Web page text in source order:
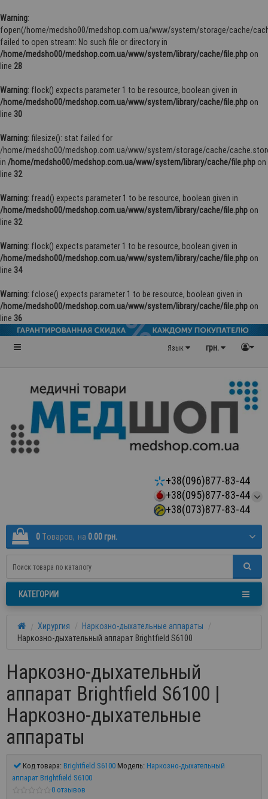
Warning:
fopen(/home/medsho00/medshop.com.ua/www/system/storage/cache/
failed to open stream: No such file or directory in
/home/medsho00/medshop.com.ua/www/system/library/cache/file.php on
line 28
Warning: flock() expects parameter 1 to be resource, boolean given in
/home/medsho00/medshop.com.ua/www/system/library/cache/file.php on
line 30
Warning: filesize(): stat failed for
/home/medsho00/medshop.com.ua/www/system/storage/cache/
in /home/medsho00/medshop.com.ua/www/system/library/cache/file.php on
line 32
Warning: fread() expects parameter 1 to be resource, boolean given in
/home/medsho00/medshop.com.ua/www/system/library/cache/file.php on
line 32
Warning: flock() expects parameter 1 to be resource, boolean given in
/home/medsho00/medshop.com.ua/www/system/library/cache/file.php on
line 34
Warning: fclose() expects parameter 1 to be resource, boolean given in
/home/medsho00/medshop.com.ua/www/system/library/cache/file.php on
line 36
грн.
Язык
+38(096)877-83-44
+38(095)877-83-44
+38(073)877-83-44
0 Tоваров, на 0.00 грн.
КАТЕГОРИИ
Хирургия
Наркозно-дыхательные аппараты
Наркозно-дыхательный аппарат Brightfield S6100
Наркозно-дыхательный
аппарат Brightfield S6100 |
Наркозно-дыхательные
аппараты
Код товара: Brightfield S6100 Модель: Наркозно-дыхательный
аппарат Brightfield S6100
0 отзывов